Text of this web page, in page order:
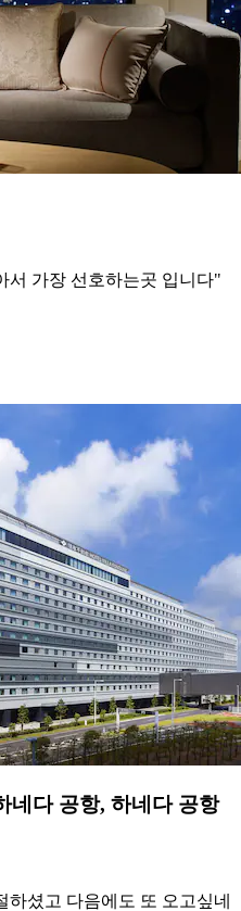
서 가장 선호하는곳 입니다"
네다 공항, 하네다 공항
셨고 다음에도 또 오고싶네